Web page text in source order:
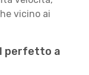
vicino ai
perfetto a